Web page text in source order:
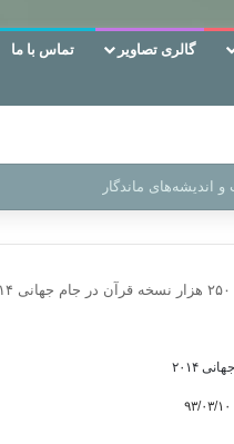
گالری تصاویر تماس با ما